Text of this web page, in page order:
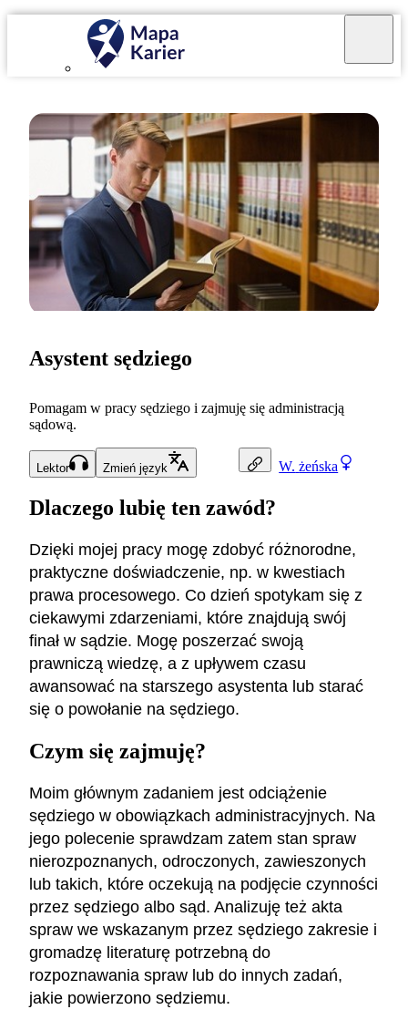
W. żeńska
Asystent sędziego
Pomagam w pracy sędziego i zajmuję się administracją
sądową.
Lektor Zmień język
Dlaczego lubię ten zawód?
Dzięki mojej pracy mogę zdobyć różnorodne,
praktyczne doświadczenie, np. w kwestiach
prawa procesowego. Co dzień spotykam się z
ciekawymi zdarzeniami, które znajdują swój
finał w sądzie. Mogę poszerzać swoją
prawniczą wiedzę, a z upływem czasu
awansować na starszego asystenta lub starać
się o powołanie na sędziego.
Czym się zajmuję?
Moim głównym zadaniem jest odciążenie
sędziego w obowiązkach administracyjnych. Na
jego polecenie sprawdzam zatem stan spraw
nierozpoznanych, odroczonych, zawieszonych
lub takich, które oczekują na podjęcie czynności
przez sędziego albo sąd. Analizuję też akta
spraw we wskazanym przez sędziego zakresie i
gromadzę literaturę potrzebną do
rozpoznawania spraw lub do innych zadań,
jakie powierzono sędziemu.